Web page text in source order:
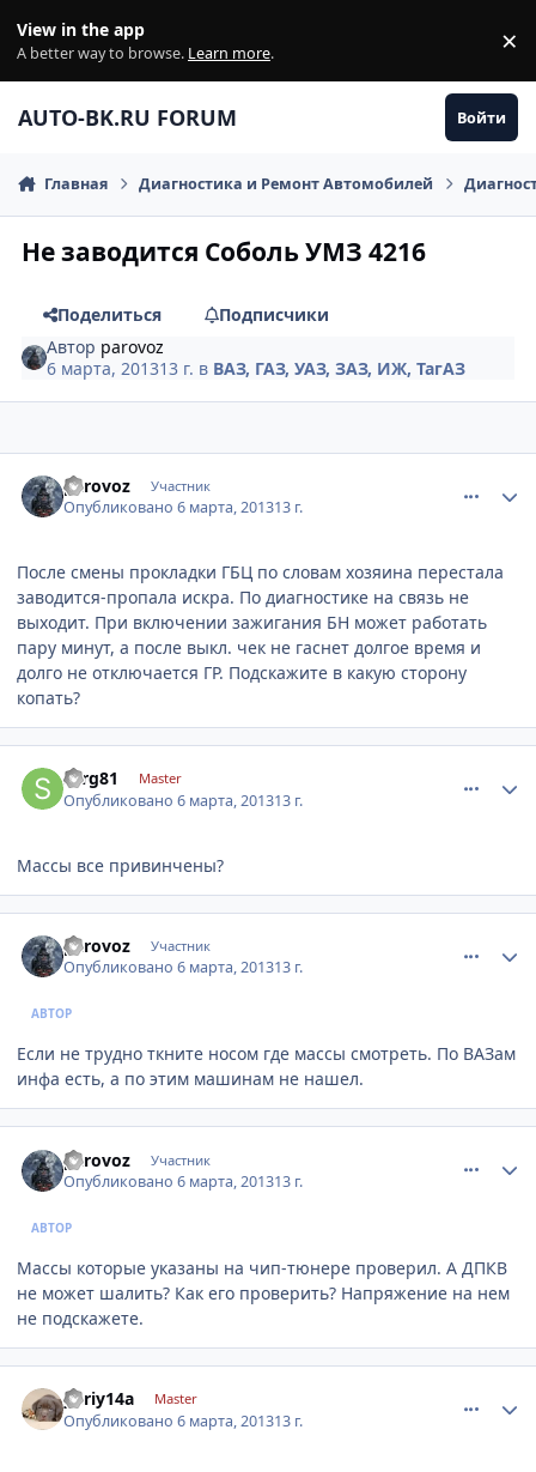
View in the app
A better way to browse. Learn more. ×
AUTO-BK.RU FORUM Войти
Главная Диагностика и Ремонт Автомобилей
Не заводится Соболь УМЗ 4216
Поделиться
Подписчики
Автор parovoz
6 марта, 201313 г. в ВАЗ, ГАЗ, УАЗ, ЗАЗ, ИЖ, ТагАЗ
parovoz Участник
Опубликовано6 марта, 201313 г.
После смены прокладки ГБЦ по словам хозяина перестала
заводится-пропала искра. По диагностике на связь не
выходит. При включении зажигания БН может работать
пару минут, а после выкл. чек не гаснет долгое время и
долго не отключается ГР. Подскажите в какую сторону
копать?
serg81 Master
Опубликовано6 марта, 201313 г.
Массы все привинчены?
parovoz Участник
Опубликовано6 марта, 201313 г.
АВТОР
Если не трудно ткните носом где массы смотреть. По ВАЗам
инфа есть, а по этим машинам не нашел.
parovoz Участник
Опубликовано6 марта, 201313 г.
АВТОР
Массы которые указаны на чип-тюнере проверил. А ДПКВ
не может шалить? Как его проверить? Напряжение на нем
не подскажете.
yuriy14a Master
Опубликовано6 марта, 201313 г.